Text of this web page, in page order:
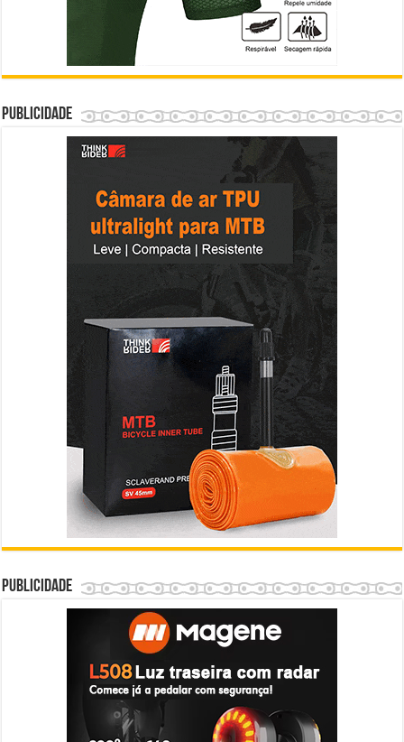
Publicidade
Publicidade